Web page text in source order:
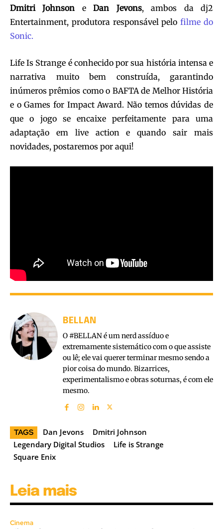
Dmitri Johnson eDan Jevons, ambos da dj2
Entertainment, produtora responsável pelo filme do
Sonic.
Life Is Strange é conhecido por sua história intensa e
narrativa muito bem construída, garantindo
inúmeros prêmios como o BAFTA de Melhor História
e o Games for Impact Award. Não temos dúvidas de
que o jogo se encaixe perfeitamente para uma
adaptação em live action e quando sair mais
novidades, postaremos por aqui!
BELLAN
O #BELLAN é um nerd assíduo e
extremamente sistemático com o que assiste
ou lê; ele vai querer terminar mesmo sendo a
pior coisa do mundo. Bizarrices,
experimentalismo e obras soturnas, é com ele
mesmo.
TAGS Dan Jevons
Dmitri Johnson
Legendary Digital Studios
Life is Strange
Square Enix
Leia mais
Cinema